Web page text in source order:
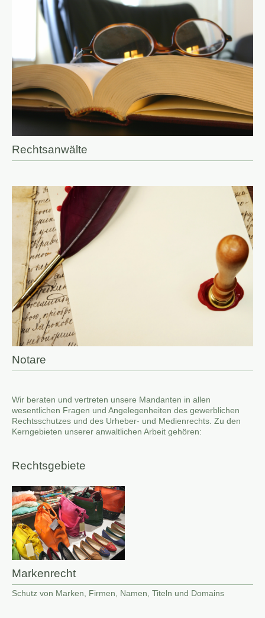
Rechtsanwälte
Notare
Wir beraten und vertreten unsere Mandanten in allen
wesentlichen Fragen und Angelegenheiten des gewerblichen
Rechtsschutzes und des Urheber- und Medienrechts. Zu den
Kerngebieten unserer anwaltlichen Arbeit gehören:
Rechtsgebiete
Markenrecht
Schutz von Marken, Firmen, Namen, Titeln und Domains